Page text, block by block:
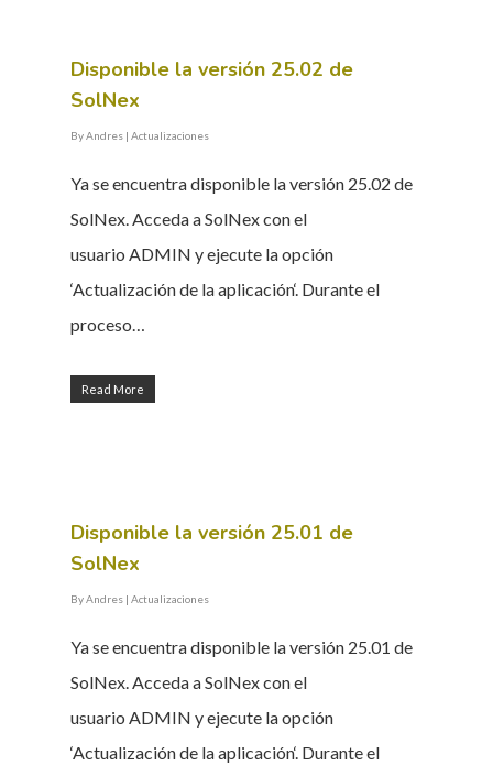
Disponible la versión 25.02 de
SolNex
ByAndres | Actualizaciones
Ya se encuentra disponible la versión 25.02 de
SolNex. Acceda a SolNex con el
usuario ADMIN y ejecute la opción
‘Actualización de la aplicación‘. Durante el
proceso…
Read More
Disponible la versión 25.01 de
SolNex
ByAndres | Actualizaciones
Ya se encuentra disponible la versión 25.01 de
SolNex. Acceda a SolNex con el
usuario ADMIN y ejecute la opción
‘Actualización de la aplicación‘. Durante el